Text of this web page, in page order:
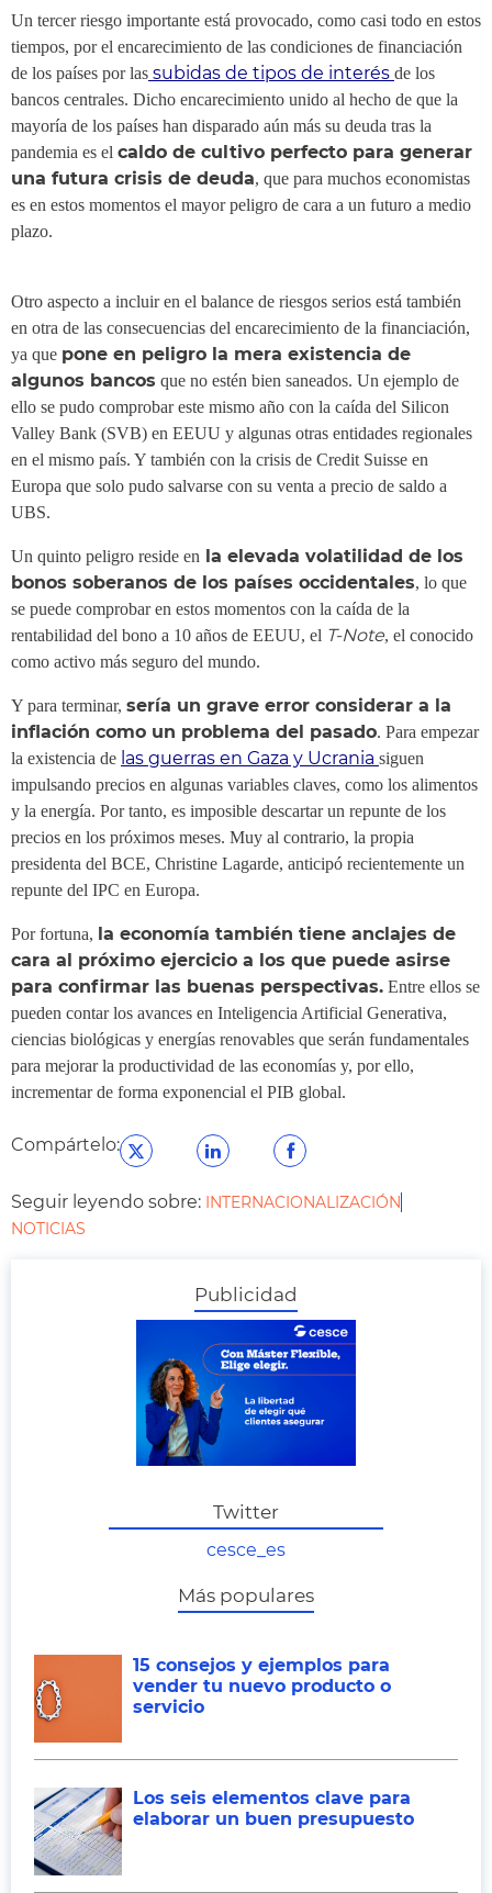
Un tercer riesgo importante está provocado, como casi todo en estos
tiempos, por el encarecimiento de las condiciones de financiación
de los países por las subidas de tipos de interés de los
bancos centrales. Dicho encarecimiento unido al hecho de que la
mayoría de los países han disparado aún más su deuda tras la
pandemia es el caldo de cultivo perfecto para generar
una futura crisis de deuda, que para muchos economistas
es en estos momentos el mayor peligro de cara a un futuro a medio
plazo.
Otro aspecto a incluir en el balance de riesgos serios está también
en otra de las consecuencias del encarecimiento de la financiación,
ya que pone en peligro la mera existencia de
algunos bancos que no estén bien saneados. Un ejemplo de
ello se pudo comprobar este mismo año con la caída del Silicon
Valley Bank (SVB) en EEUU y algunas otras entidades regionales
en el mismo país. Y también con la crisis de Credit Suisse en
Europa que solo pudo salvarse con su venta a precio de saldo a
UBS.
Un quinto peligro reside en la elevada volatilidad de los
bonos soberanos de los países occidentales, lo que
se puede comprobar en estos momentos con la caída de la
rentabilidad del bono a 10 años de EEUU, el T-Note, el conocido
como activo más seguro del mundo.
Y para terminar, sería un grave error considerar a la
inflación como un problema del pasado. Para empezar
la existencia de las guerras en Gaza y Ucrania siguen
impulsando precios en algunas variables claves, como los alimentos
y la energía. Por tanto, es imposible descartar un repunte de los
precios en los próximos meses. Muy al contrario, la propia
presidenta del BCE, Christine Lagarde, anticipó recientemente un
repunte del IPC en Europa.
Por fortuna, la economía también tiene anclajes de
cara al próximo ejercicio a los que puede asirse
para confirmar las buenas perspectivas. Entre ellos se
pueden contar los avances en Inteligencia Artificial Generativa,
ciencias biológicas y energías renovables que serán fundamentales
para mejorar la productividad de las economías y, por ello,
incrementar de forma exponencial el PIB global.
Compártelo:
Seguir leyendo sobre: INTERNACIONALIZACIÓN
NOTICIAS
Publicidad
Twitter
cesce_es
Más populares
15 consejos y ejemplos para
vender tu nuevo producto o
servicio
Los seis elementos clave para
elaborar un buen presupuesto